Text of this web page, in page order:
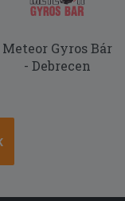
Meteor Gyros Bár
- Debrecen